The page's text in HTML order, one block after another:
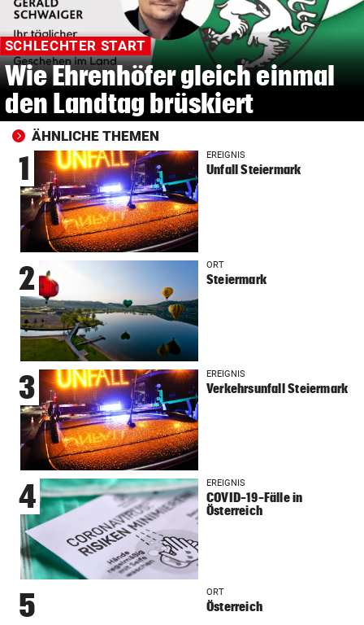
SCHLECHTER START
Wie Ehrenhöfer gleich einmal
den Landtag brüskiert
ÄHNLICHE THEMEN
1 EREIGNIS
Unfall Steiermark
2 ORT
Steiermark
3 EREIGNIS
Verkehrsunfall Steiermark
4 EREIGNIS
COVID-19-Fälle in
Österreich
5 ORT
Österreich